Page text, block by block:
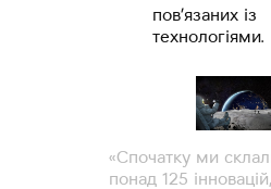
пов’язаних із
технологіями.
«Спочатку ми
понад 125